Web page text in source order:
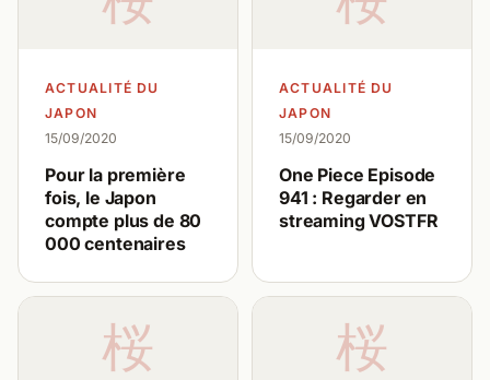
ACTUALITÉ DU
JAPON
15/09/2020
Pour la première
fois, le Japon
compte plus de 80
000 centenaires
ACTUALITÉ DU
JAPON
15/09/2020
One Piece Episode
941 : Regarder en
streaming VOSTFR
桜 桜